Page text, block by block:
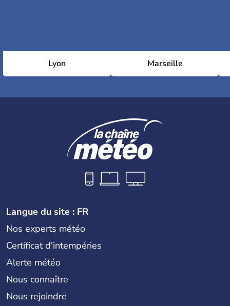
Lyon Marseille
Langue du site : FR
Nos experts météo
Certificat d'intempéries
Alerte météo
Nous connaître
Nous rejoindre